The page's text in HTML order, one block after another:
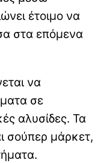
έτοιμο να
στα επόμενα
να
σε
αλυσίδες. Τα
σούπερ μάρκετ,